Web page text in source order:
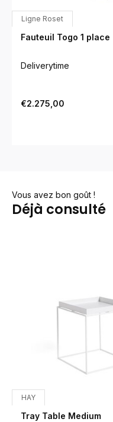
Ligne Roset
Fauteuil Togo 1 place
Deliverytime
€2.275,00
Vous avez bon goût !
Déjà consulté
HAY
Tray Table Medium